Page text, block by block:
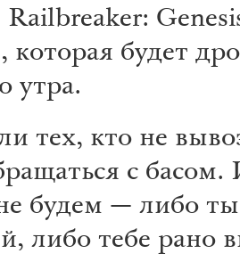
Railbreaker:
которая будет
утра.
тех, кто не
с
будем — либо
либо тебе рано